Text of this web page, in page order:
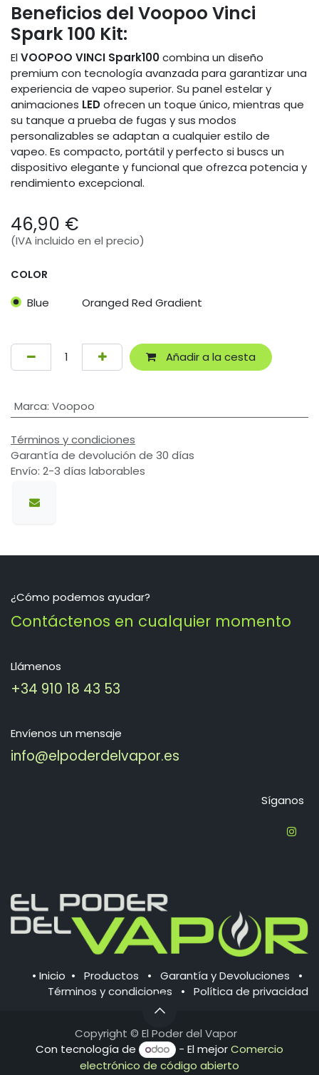
Beneficios del Voopoo Vinci
Spark 100 Kit:
ElVOOPOO VINCI Spark100combina un diseño
premium con tecnología avanzada para garantizar una
experiencia de vapeo superior. Su panel estelar y
animaciones LEDofrecen un toque único, mientras que
su tanque a prueba de fugas y sus modos
personalizables se adaptan a cualquier estilo de
vapeo. Es compacto, portátil y perfecto si buscs un
dispositivo elegante y funcional que ofrezca potencia y
rendimiento excepcional.
46,90 €
(IVA incluido en el precio)
COLOR
Blue Oranged Red Gradient
Añadir a la cesta
Marca: Voopoo
Términos y condiciones
Garantía de devolución de 30 días
Envío: 2-3 días laborables
¿Cómo podemos ayudar?
Contáctenos en cualquier momento
Llámenos
+34 910 18 43 53
Envíenos un mensaje
info@elpoderdelvapor.es
Síganos
• Inicio • Productos • Garantía y Devoluciones
•
Términos y condiciones
• Política de ​privacidad
Copyright © El Poder del Vapor
Con tecnología de
- El mejorComercio
electrónico de código abierto